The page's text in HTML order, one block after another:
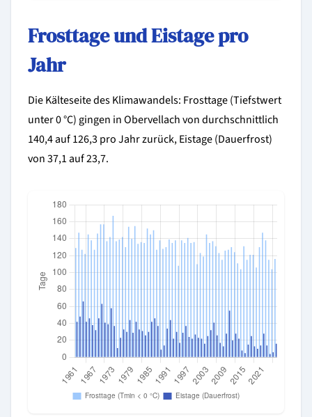
Frosttage und Eistage pro
Jahr
Die Kälteseite des Klimawandels: Frosttage (Tiefstwert
unter 0 °C) gingen in Obervellach von durchschnittlich
140,4 auf 126,3 pro Jahr zurück, Eistage (Dauerfrost)
von 37,1 auf 23,7.